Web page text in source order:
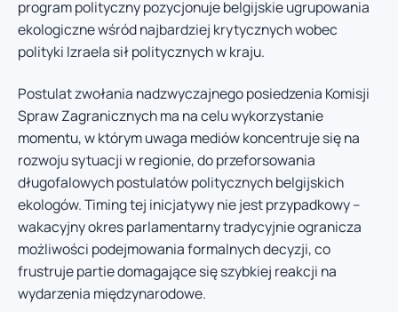
program polityczny pozycjonuje belgijskie ugrupowania
ekologiczne wśród najbardziej krytycznych wobec
polityki Izraela sił politycznych w kraju.
Postulat zwołania nadzwyczajnego posiedzenia Komisji
Spraw Zagranicznych ma na celu wykorzystanie
momentu, w którym uwaga mediów koncentruje się na
rozwoju sytuacji w regionie, do przeforsowania
długofalowych postulatów politycznych belgijskich
ekologów. Timing tej inicjatywy nie jest przypadkowy –
wakacyjny okres parlamentarny tradycyjnie ogranicza
możliwości podejmowania formalnych decyzji, co
frustruje partie domagające się szybkiej reakcji na
wydarzenia międzynarodowe.